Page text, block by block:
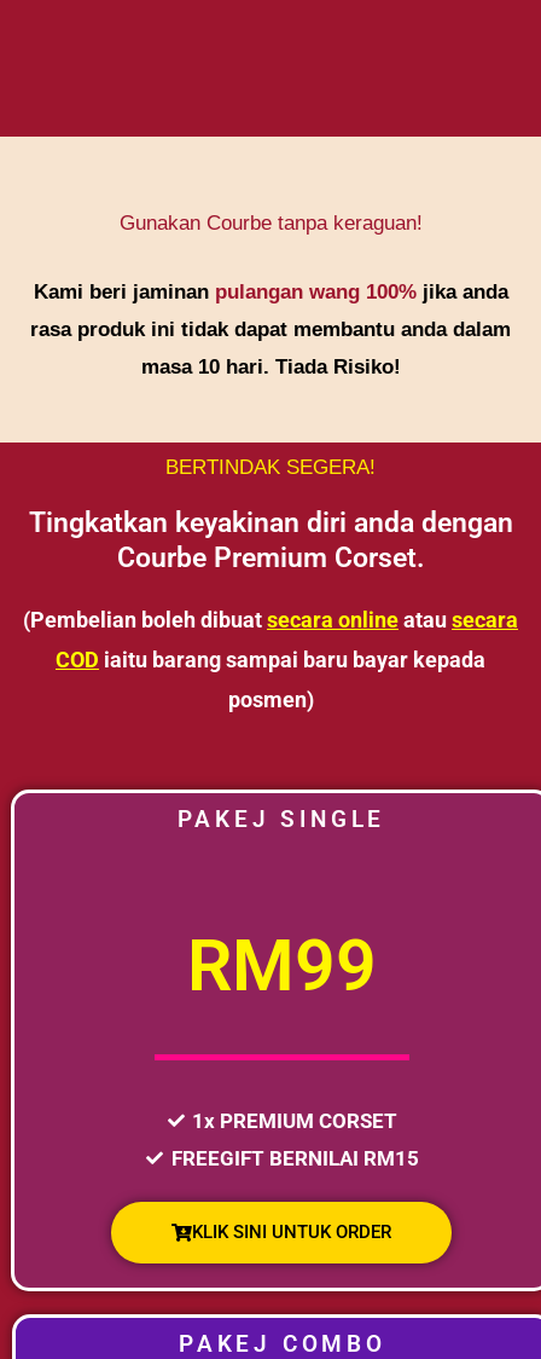
Gunakan Courbe tanpa keraguan!
Kami beri jaminan pulangan wang 100%jika anda
rasa produk ini tidak dapat membantu anda dalam
masa 10 hari. Tiada Risiko!
BERTINDAK SEGERA!
Tingkatkan keyakinan diri anda dengan
Courbe Premium Corset.
(Pembelian boleh dibuatsecara onlineatausecara
COD iaitu barang sampai baru bayar kepada
posmen)
PAKEJ SINGLE
RM99
1x PREMIUM CORSET
FREEGIFT BERNILAI RM15
KLIK SINI UNTUK ORDER
PAKEJ COMBO